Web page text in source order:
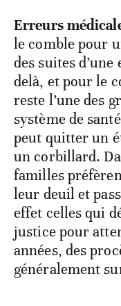
Erreurs
le comble pour
des suites
delà, et pour le
reste l’une des
système de
peut quitter un
un corbillard.
familles
leur deuil et
effet celles qui
justice pour
années, des
généralement